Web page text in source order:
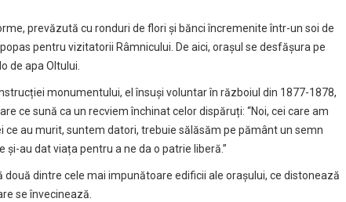
prevăzută cu ronduri de flori și bănci încremenite într-un soi de
pentru vizitatorii Râmnicului. De aici, orașul se desfășura pe
de apa Oltului.
monumentului, el însuși voluntar în războiul din 1877-1878,
ce sună ca un recviem închinat celor dispăruți: “Noi, cei care am
au murit, suntem datori, trebuie sălăsăm pe pământ un semn
au dat viața pentru a ne da o patrie liberă.”
două dintre cele mai impunătoare edificii ale orașului, ce distonează
se învecinează.